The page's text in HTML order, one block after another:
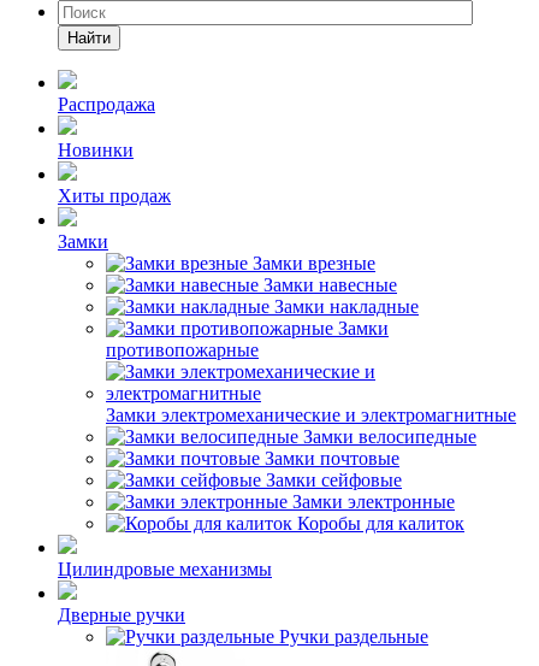
Найти
Распродажа
Новинки
Хиты продаж
Замки
Замки врезные
Замки навесные
Замки накладные
Замки
противопожарные
Замки электромеханические и электромагнитные
Замки велосипедные
Замки почтовые
Замки сейфовые
Замки электронные
Коробы для калиток
Цилиндровые механизмы
Дверные ручки
Ручки раздельные